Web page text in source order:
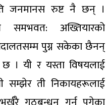
जनमानस रुष्ट नै छन् ।
समभवत: अख्तियारको
पुग्न सकेका छैनन्
। यी र यस्ता विषयलाई
ती निकायहरूलाई